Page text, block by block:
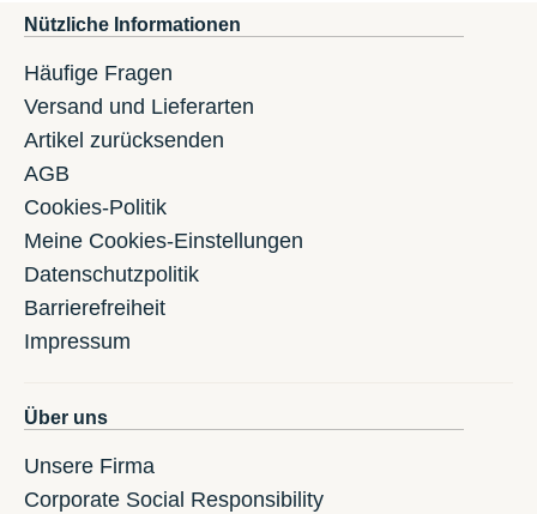
Nützliche Informationen
Häufige Fragen
Versand und Lieferarten
Artikel zurücksenden
AGB
Cookies-Politik
Meine Cookies-Einstellungen
Datenschutzpolitik
Barrierefreiheit
Impressum
Über uns
Unsere Firma
Corporate Social Responsibility